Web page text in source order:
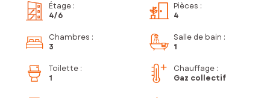
Étage :
4/6
Pièces :
4
Chambres :
3
Salle de bain :
1
Toilette :
1
Chauffage :
Gaz collectif